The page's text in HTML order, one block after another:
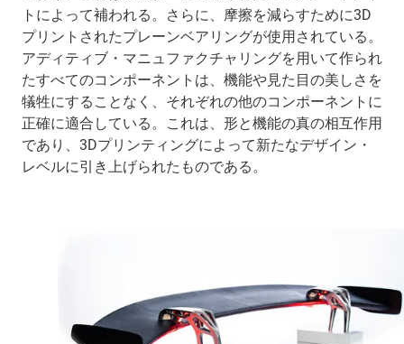
トによって補われる。さらに、摩擦を減らすために3D
プリントされたプレーンベアリングが使用されている。
アディティブ・マニュファクチャリングを用いて作られ
たすべてのコンポーネントは、機能や見た目の美しさを
犠牲にすることなく、それぞれの他のコンポーネントに
正確に適合している。これは、形と機能の真の相互作用
であり、3Dプリンティングによって新たなデザイン・
レベルに引き上げられたものである。